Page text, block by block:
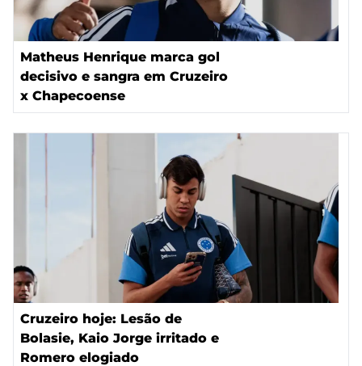
Matheus Henrique marca gol
decisivo e sangra em Cruzeiro
x Chapecoense
Cruzeiro hoje: Lesão de
Bolasie, Kaio Jorge irritado e
Romero elogiado